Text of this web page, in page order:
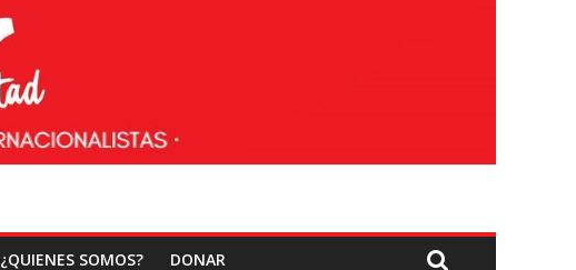
¿QUIENES SOMOS? DONAR